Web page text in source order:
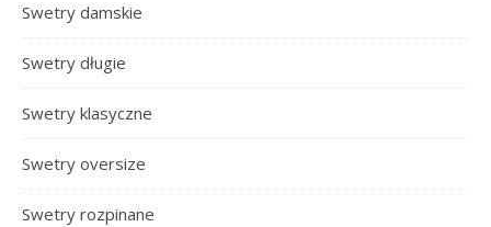
Swetry damskie
Swetry długie
Swetry klasyczne
Swetry oversize
Swetry rozpinane